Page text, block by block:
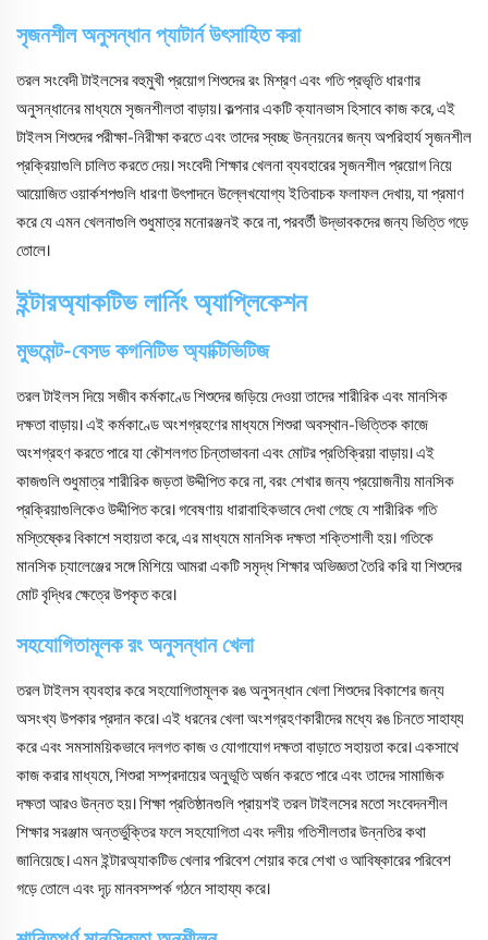
সৃজনশীল অনুসন্ধান প্যাটার্ন উৎসাহিত করা
তরল সংবেদী টাইলসের বহুমুখী প্রয়োগ শিশুদের রং মিশ্রণ এবং গতি প্রভৃতি ধারণার
অনুসন্ধানের মাধ্যমে সৃজনশীলতা বাড়ায়। কল্পনার একটি ক্যানভাস হিসাবে কাজ করে, এই
টাইলস শিশুদের পরীক্ষা-নিরীক্ষা করতে এবং তাদের স্বচ্ছ উন্নয়নের জন্য অপরিহার্য সৃজনশীল
প্রক্রিয়াগুলি চালিত করতে দেয়। সংবেদী শিক্ষার খেলনা ব্যবহারের সৃজনশীল প্রয়োগ নিয়ে
আয়োজিত ওয়ার্কশপগুলি ধারণা উৎপাদনে উল্লেখযোগ্য ইতিবাচক ফলাফল দেখায়, যা প্রমাণ
করে যে এমন খেলনাগুলি শুধুমাত্র মনোরঞ্জনই করে না, পরবর্তী উদ্ভাবকদের জন্য ভিত্তি গড়ে
তোলে।
ইন্টারঅ্যাকটিভ লার্নিং অ্যাপ্লিকেশন
মুভমেন্ট-বেসড কগনিটিভ অ্যাক্টিভিটিজ
তরল টাইলস দিয়ে সজীব কর্মকাণ্ডে শিশুদের জড়িয়ে দেওয়া তাদের শারীরিক এবং মানসিক
দক্ষতা বাড়ায়। এই কর্মকাণ্ডে অংশগ্রহণের মাধ্যমে শিশুরা অবস্থান-ভিত্তিক কাজে
অংশগ্রহণ করতে পারে যা কৌশলগত চিন্তাভাবনা এবং মোটর প্রতিক্রিয়া বাড়ায়। এই
কাজগুলি শুধুমাত্র শারীরিক জড়তা উদ্দীপিত করে না, বরং শেখার জন্য প্রয়োজনীয় মানসিক
প্রক্রিয়াগুলিকেও উদ্দীপিত করে। গবেষণায় ধারাবাহিকভাবে দেখা গেছে যে শারীরিক গতি
মস্তিষ্কের বিকাশে সহায়তা করে, এর মাধ্যমে মানসিক দক্ষতা শক্তিশালী হয়। গতিকে
মানসিক চ্যালেঞ্জের সঙ্গে মিশিয়ে আমরা একটি সমৃদ্ধ শিক্ষার অভিজ্ঞতা তৈরি করি যা শিশুদের
মোট বৃদ্ধির ক্ষেত্রে উপকৃত করে।
সহযোগিতামূলক রং অনুসন্ধান খেলা
তরল টাইলস ব্যবহার করে সহযোগিতামূলক রঙ অনুসন্ধান খেলা শিশুদের বিকাশের জন্য
অসংখ্য উপকার প্রদান করে। এই ধরনের খেলা অংশগ্রহণকারীদের মধ্যে রঙ চিনতে সাহায্য
করে এবং সমসাময়িকভাবে দলগত কাজ ও যোগাযোগ দক্ষতা বাড়াতে সহায়তা করে। একসাথে
কাজ করার মাধ্যমে, শিশুরা সম্প্রদায়ের অনুভূতি অর্জন করতে পারে এবং তাদের সামাজিক
দক্ষতা আরও উন্নত হয়। শিক্ষা প্রতিষ্ঠানগুলি প্রায়শই তরল টাইলসের মতো সংবেদনশীল
শিক্ষার সরঞ্জাম অন্তর্ভুক্তির ফলে সহযোগিতা এবং দলীয় গতিশীলতার উন্নতির কথা
জানিয়েছে। এমন ইন্টারঅ্যাকটিভ খেলার পরিবেশ শেয়ার করে শেখা ও আবিষ্কারের পরিবেশ
গড়ে তোলে এবং দৃঢ় মানবসম্পর্ক গঠনে সাহায্য করে।